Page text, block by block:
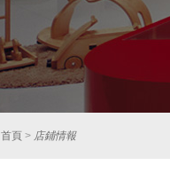
首頁 > 店鋪情報